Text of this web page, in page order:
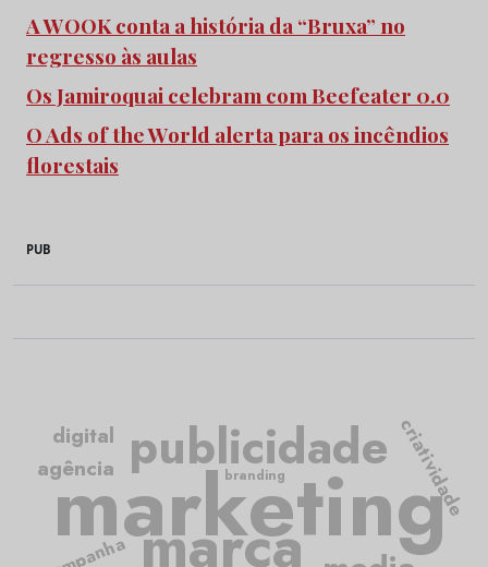
A WOOK conta a história da “Bruxa” no
regresso às aulas
Os Jamiroquai celebram com Beefeater 0.0
O Ads of the World alerta para os incêndios
florestais
PUB
marketing
publicidade
marca
criatividade
agência
digital
branding